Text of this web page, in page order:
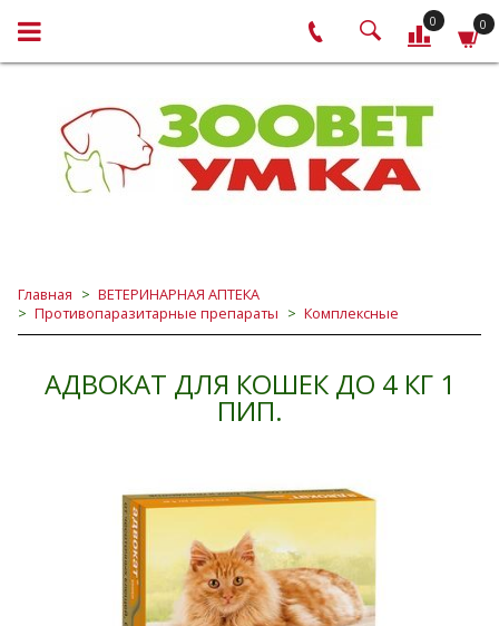
0 0
Главная
ВЕТЕРИНАРНАЯ АПТЕКА
Противопаразитарные препараты
Комплексные
АДВОКАТ ДЛЯ КОШЕК ДО 4 КГ 1
ПИП.